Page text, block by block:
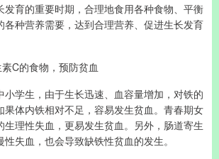
发育的重要时期，合理地食用各种食物、平衡
各种营养需要，达到合理营养、促进生长发育
C的食物，预防贫血
小学生，由于生长迅速、血容量增加，对铁的
果体内铁相对不足，容易发生贫血。青春期女
生理性失血，更易发生贫血。另外，肠道寄生
失血，也会导致缺铁性贫血的发生。